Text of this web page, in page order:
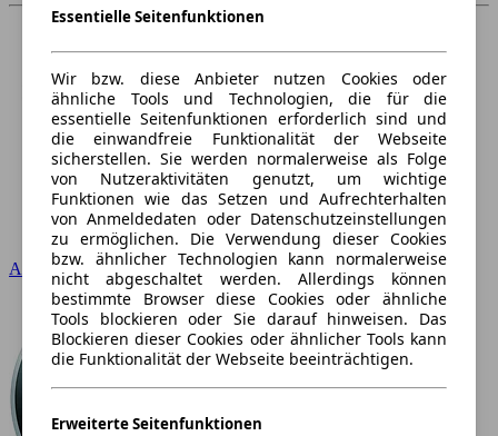
Audi
Essentielle Seitenfunktionen
Wir bzw. diese Anbieter nutzen Cookies oder
ähnliche Tools und Technologien, die für die
essentielle Seitenfunktionen erforderlich sind und
die einwandfreie Funktionalität der Webseite
sicherstellen. Sie werden normalerweise als Folge
von Nutzeraktivitäten genutzt, um wichtige
Funktionen wie das Setzen und Aufrechterhalten
von Anmeldedaten oder Datenschutzeinstellungen
zu ermöglichen. Die Verwendung dieser Cookies
bzw. ähnlicher Technologien kann normalerweise
nicht abgeschaltet werden. Allerdings können
bestimmte Browser diese Cookies oder ähnliche
Tools blockieren oder Sie darauf hinweisen. Das
Blockieren dieser Cookies oder ähnlicher Tools kann
die Funktionalität der Webseite beeinträchtigen.
Erweiterte Seitenfunktionen